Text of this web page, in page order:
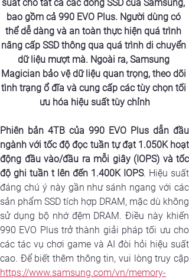
suất cho tất cả các dòng SSD của Samsung,
bao gồm cả 990 EVO Plus. Người dùng có
thể dễ dàng và an toàn thực hiện quá trình
nâng cấp SSD thông qua quá trình di chuyển
dữ liệu mượt mà. Ngoài ra, Samsung
Magician bảo vệ dữ liệu quan trọng, theo dõi
tình trạng ổ đĩa và cung cấp các tùy chọn tối
ưu hóa hiệu suất tùy chỉnh
Phiên bản 4TB của 990 EVO Plus dẫn đầu
ngành với tốc độ đọc tuần tự đạt 1.050K hoạt
động đầu vào/đầu ra mỗi giây (IOPS) và tốc
độ ghi tuần t lên đến 1.400K IOPS. Hiệu suất
đáng chú ý này gần như sánh ngang với các
sản phẩm SSD tích hợp DRAM, mặc dù không
sử dụng bộ nhớ đệm DRAM. Điều này khiến
990 EVO Plus trở thành giải pháp tối ưu cho
các tác vụ chơi game và AI đòi hỏi hiệu suất
https://www.samsung.com/vn/memory-